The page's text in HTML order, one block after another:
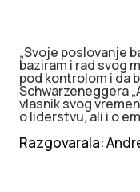
„Svoje poslovanje
baziram i rad svog
pod kontrolom i da
Schwarzeneggera
vlasnik svog
o liderstvu, ali i o
Razgovarala: